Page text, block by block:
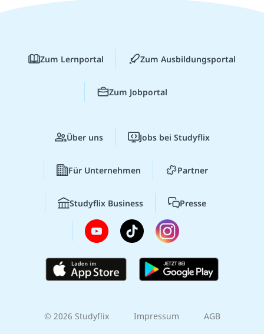
Zum Lernportal Zum Ausbildungsportal
Zum Jobportal
Über uns Jobs bei Studyflix
Für Unternehmen Partner
Studyflix Business Presse
© 2026 Studyflix Impressum AGB